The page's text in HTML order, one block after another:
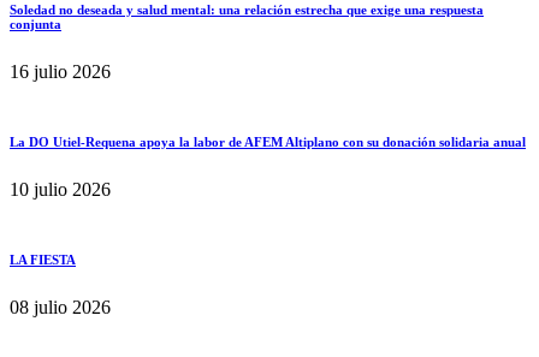
Soledad no deseada y salud mental: una relación estrecha que exige una respuesta
conjunta
16 julio 2026
La DO Utiel-Requena apoya la labor de AFEM Altiplano con su donación solidaria anual
10 julio 2026
LA FIESTA
08 julio 2026